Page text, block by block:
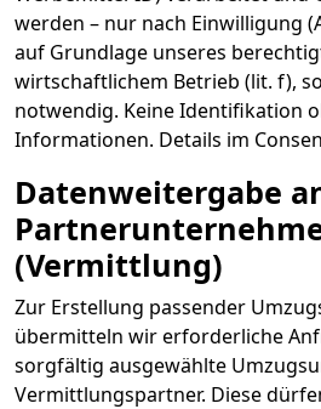
werden – nur nach Einwilligung
auf Grundlage unseres
wirtschaftlichem Betrieb (lit. f),
notwendig. Keine Identifikation
Informationen. Details im
Datenweitergabe
(Vermittlung)
Zur Erstellung passender
übermitteln wir erforderliche
sorgfältig ausgewählte
Vermittlungspartner. Diese